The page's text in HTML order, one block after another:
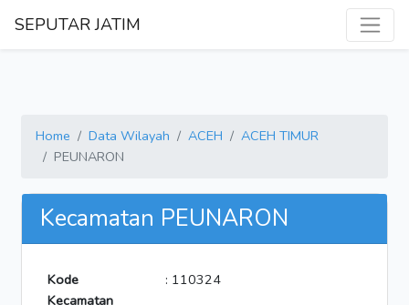
SEPUTAR JATIM
Home Data Wilayah ACEH
ACEH TIMUR
PEUNARON
Kecamatan PEUNARON
Kode
Kecamatan
: 110324